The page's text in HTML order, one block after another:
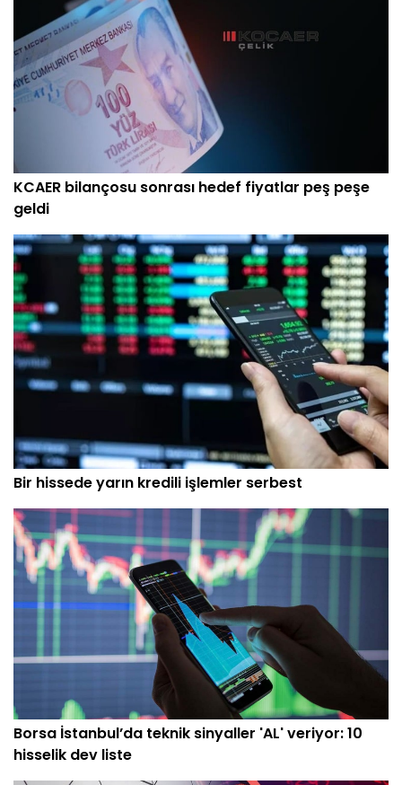
KCAER bilançosu sonrası hedef fiyatlar peş peşe
geldi
Bir hissede yarın kredili işlemler serbest
Borsa İstanbul’da teknik sinyaller 'AL' veriyor: 10
hisselik dev liste